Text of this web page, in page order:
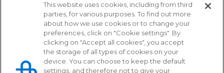
This website uses cookies, including from third
parties, for various purposes. To find out more
about how we use cookies or to change your
preferences, click on "Cookie settings". By
clicking on "Accept all cookies", you accept
the storage of all types of cookies on your
device. You can choose to keep the default
settings, and therefore not to give your